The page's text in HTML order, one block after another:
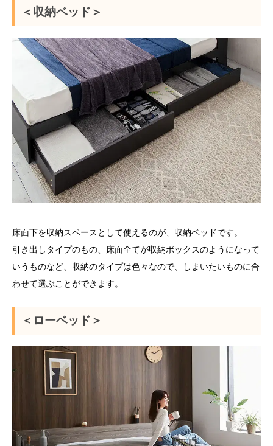
＜収納ベッド＞
床面下を収納スペースとして使えるのが、収納ベッドです。
引き出しタイプのもの、床面全てが収納ボックスのようになって
いうものなど、収納のタイプは色々なので、しまいたいものに合
わせて選ぶことができます。
＜ローベッド＞